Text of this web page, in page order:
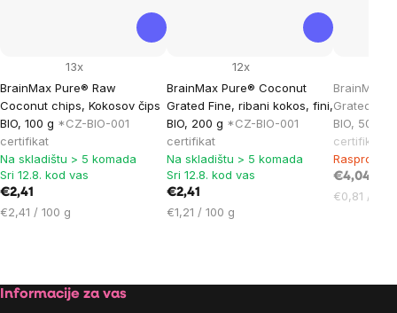
BrainMax Pure® Raw
Coconut chips, Kokosov čips
BIO, 100 g *CZ-BIO-001
certifikat
13x
Na skladištu > 5 komada
Sri 12.8. kod vas
€2,41
Cijena
€2,41 / 100 g
BrainMax Pure® Coconut
Grated Fine, ribani kokos, fini,
BIO, 200 g *CZ-BIO-001
certifikat
12x
Na skladištu > 5 komada
Sri 12.8. kod vas
€2,41
Cijena
€1,21 / 100 g
BrainMax
Grated
BIO, 500 g
certifikat
€4,04
Cijena
€0,81 / 100
Footer
Informacije za vas